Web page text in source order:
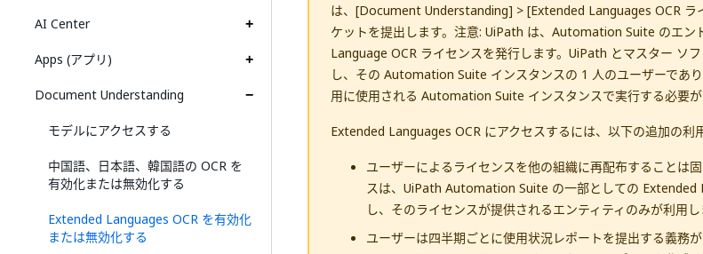
AI Center
Apps (アプリ)
Document Understanding
モデルにアクセスする
中国語、日本語、韓国語の OCR を
有効化または無効化する
Extended Languages OCR を有効化
または無効化する
は、[Document Understanding] > [Extended Languages OCR ラ
ケットを提出します。注意: UiPath は、Automation Suite のエン
Language OCR ライセンスを発行します。UiPath とマスター ソ
し、その Automation Suite インスタンスの 1 人のユーザーであ
用に使用される Automation Suite インスタンスで実行する必要が
Extended Languages OCR にアクセスするには、以下の追加の利
ユーザーによるライセンスを他の組織に再配布することは
スは、UiPath Automation Suite の一部としての Extended
し、そのライセンスが提供されるエンティティのみが利用し
ユーザーは四半期ごとに使用状況レポートを提出する義務